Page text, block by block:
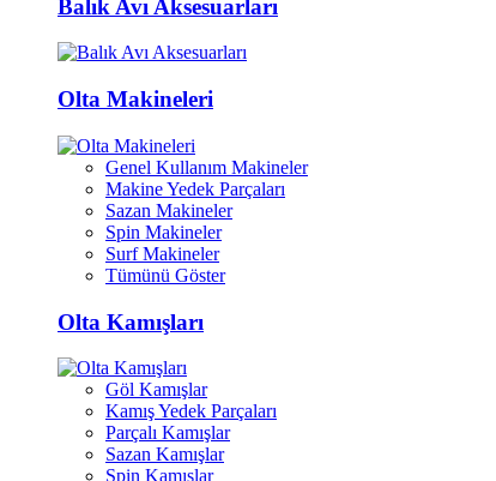
Balık Avı Aksesuarları
Olta Makineleri
Genel Kullanım Makineler
Makine Yedek Parçaları
Sazan Makineler
Spin Makineler
Surf Makineler
Tümünü Göster
Olta Kamışları
Göl Kamışlar
Kamış Yedek Parçaları
Parçalı Kamışlar
Sazan Kamışlar
Spin Kamışlar